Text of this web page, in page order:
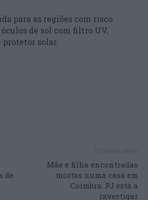
para as regiões com risco
óculos de sol com filtro UV,
protetor solar.
de
Mãe e filha encontradas
mortas numa casa em
Coimbra. PJ está a
investigar